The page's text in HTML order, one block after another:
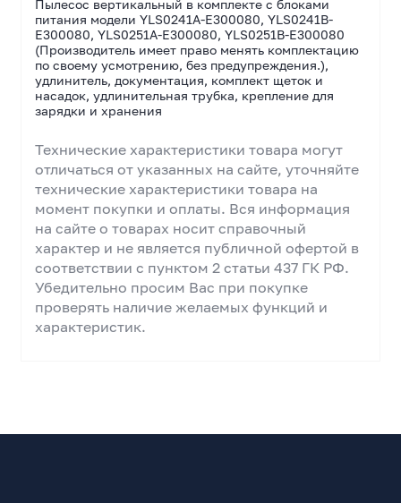
Пылесос вертикальный в комплекте с блоками
питания модели YLS0241A-E300080, YLS0241B-
E300080, YLS0251A-E300080, YLS0251B-E300080
(Производитель имеет право менять комплектацию
по своему усмотрению, без предупреждения.),
удлинитель, документация, комплект щеток и
насадок, удлинительная трубка, крепление для
зарядки и хранения
Технические характеристики товара могут
отличаться от указанных на сайте, уточняйте
технические характеристики товара на
момент покупки и оплаты. Вся информация
на сайте о товарах носит справочный
характер и не является публичной офертой в
соответствии с пунктом 2 статьи 437 ГК РФ.
Убедительно просим Вас при покупке
проверять наличие желаемых функций и
характеристик.